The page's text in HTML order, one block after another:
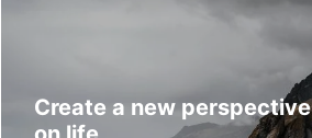
Create a new perspective